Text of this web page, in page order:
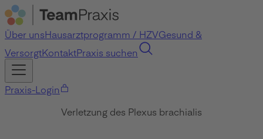
Über unsHausarztprogramm / HZVGesund &
VersorgtKontaktPraxis suchen
Praxis-Login
Verletzung des Plexus brachialis